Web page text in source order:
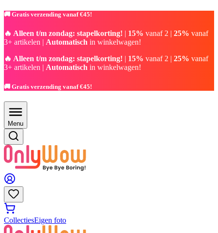
🚚 Gratis verzending vanaf €45!
🔥 Alleen t/m zondag: stapelkorting! | 15% vanaf 2 | 25% vanaf
3+ artikelen | Automatisch in winkelwagen!
🔥 Alleen t/m zondag: stapelkorting! | 15% vanaf 2 | 25% vanaf
3+ artikelen | Automatisch in winkelwagen!
🚚 Gratis verzending vanaf €45!
Menu
CollectiesEigen foto